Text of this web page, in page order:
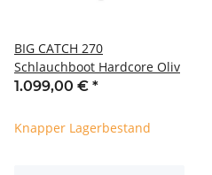
BIG CATCH 270
Schlauchboot Hardcore Oliv
1.099,00 € *
Knapper Lagerbestand